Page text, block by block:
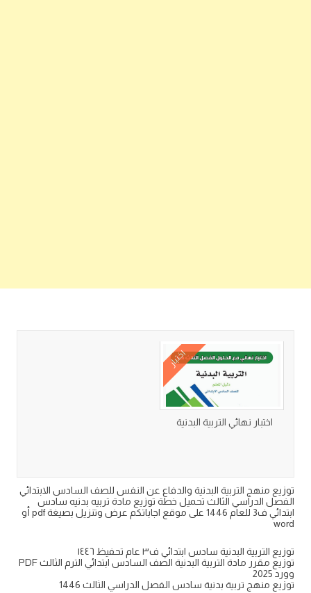
اختبار
اختبار نهائي التربية البدنية
توزيع منهج التربية البدنية والدفاع عن النفس للصف السادس الابتدائي
الفصل الدراسي الثالث تحميل خطة توزيع مادة تربيه بدنيه سادس
ابتدائي ف3 للعام 1446 على موقع اجاباتكم عرض وتنزيل بصيغة pdf أو
word
توزيع التربية البدنية سادس ابتدائي ف٣ عام تحفيظ ١٤٤٦
توزيع مقرر مادة التربية البدنية الصف السادس ابتدائي الترم الثالث PDF
وورد 2025
توزيع منهج تربية بدنية سادس الفصل الدراسي الثالث 1446